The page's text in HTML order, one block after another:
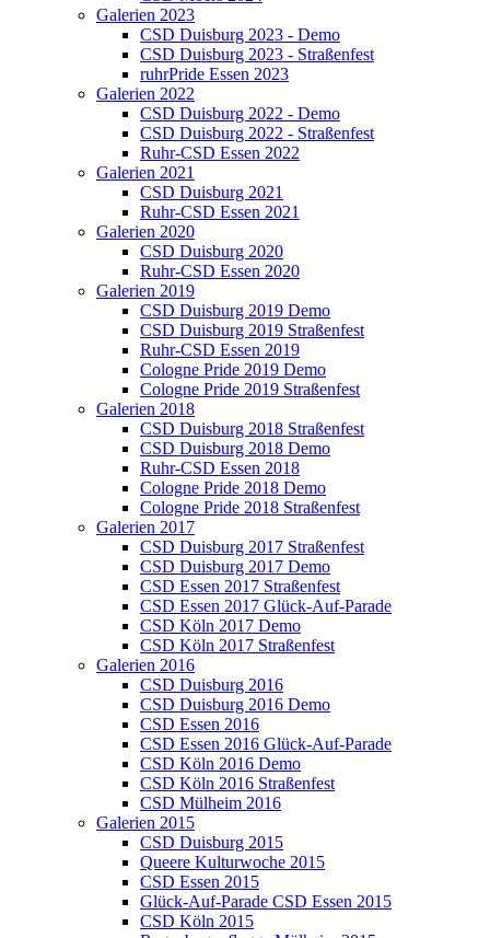
Galerien 2023
CSD Duisburg 2023 - Demo
CSD Duisburg 2023 - Straßenfest
ruhrPride Essen 2023
Galerien 2022
CSD Duisburg 2022 - Demo
CSD Duisburg 2022 - Straßenfest
Ruhr-CSD Essen 2022
Galerien 2021
CSD Duisburg 2021
Ruhr-CSD Essen 2021
Galerien 2020
CSD Duisburg 2020
Ruhr-CSD Essen 2020
Galerien 2019
CSD Duisburg 2019 Demo
CSD Duisburg 2019 Straßenfest
Ruhr-CSD Essen 2019
Cologne Pride 2019 Demo
Cologne Pride 2019 Straßenfest
Galerien 2018
CSD Duisburg 2018 Straßenfest
CSD Duisburg 2018 Demo
Ruhr-CSD Essen 2018
Cologne Pride 2018 Demo
Cologne Pride 2018 Straßenfest
Galerien 2017
CSD Duisburg 2017 Straßenfest
CSD Duisburg 2017 Demo
CSD Essen 2017 Straßenfest
CSD Essen 2017 Glück-Auf-Parade
CSD Köln 2017 Demo
CSD Köln 2017 Straßenfest
Galerien 2016
CSD Duisburg 2016
CSD Duisburg 2016 Demo
CSD Essen 2016
CSD Essen 2016 Glück-Auf-Parade
CSD Köln 2016 Demo
CSD Köln 2016 Straßenfest
CSD Mülheim 2016
Galerien 2015
CSD Duisburg 2015
Queere Kulturwoche 2015
CSD Essen 2015
Glück-Auf-Parade CSD Essen 2015
CSD Köln 2015